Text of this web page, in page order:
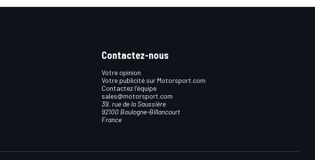
Contactez-nous
Votre opinion
Votre publicité sur Motorsport.com
Contactez l'équipe
sales@motorsport.com
39, rue de la Saussière
92100 Boulogne-Billancourt
France